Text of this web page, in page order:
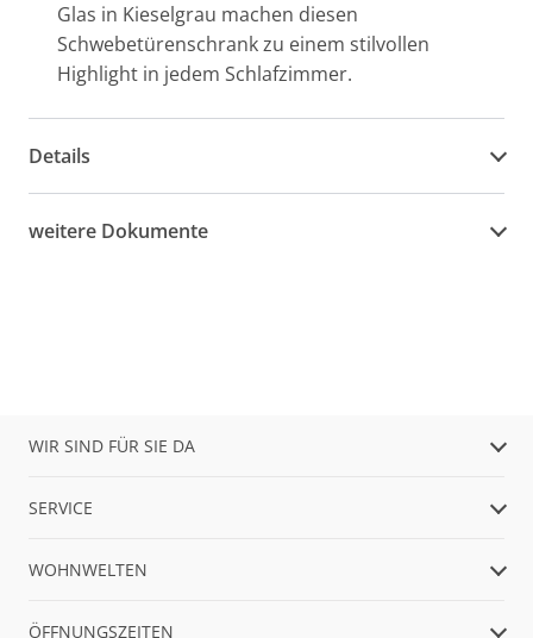
Glas in Kieselgrau machen diesen
Schwebetürenschrank zu einem stilvollen
Highlight in jedem Schlafzimmer.
Details
weitere Dokumente
WIR SIND FÜR SIE DA
SERVICE
WOHNWELTEN
ÖFFNUNGSZEITEN